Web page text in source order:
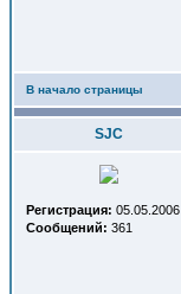
В начало страницы
SJC
Регистрация: 05.05.2006
Сообщений: 361